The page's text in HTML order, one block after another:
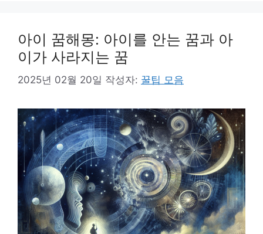
아이 꿈해몽: 아이를 안는 꿈과 아
이가 사라지는 꿈
2025년 02월 20일 작성자: 꿀팁 모음